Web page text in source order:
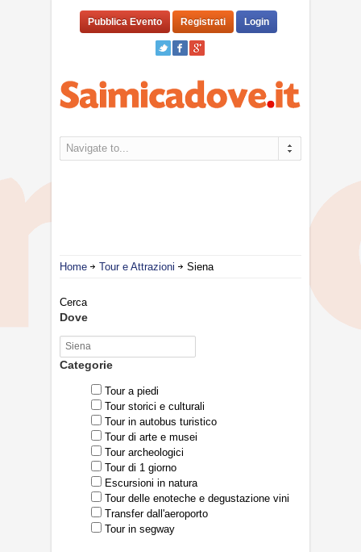
Pubblica Evento Registrati Login
Navigate to...
Home Tour e Attrazioni Siena
Cerca
Dove
Categorie
Tour a piedi
Tour storici e culturali
Tour in autobus turistico
Tour di arte e musei
Tour archeologici
Tour di 1 giorno
Escursioni in natura
Tour delle enoteche e degustazione vini
Transfer dall'aeroporto
Tour in segway